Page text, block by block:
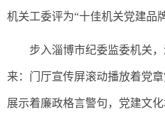
机关工委评为“十佳机关党建品牌
步入淄博市纪委监委机关，
来：门厅宣传屏滚动播放着党
展示着廉政格言警句，党建文